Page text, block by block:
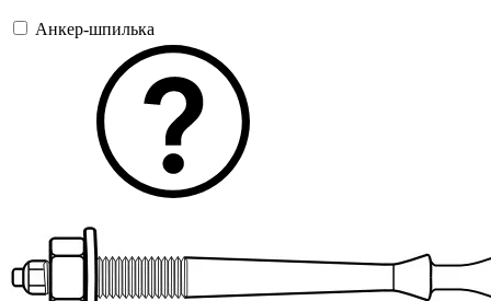
Анкер-шпилька